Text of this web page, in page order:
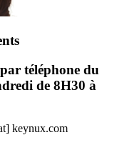
téléphone du
de 8H30 à
keynux.com